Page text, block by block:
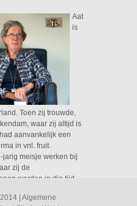
Aat
is
Toen zij trouwde,
waar zij altijd is
aanvankelijk een
in vnl. fruit.
jarig meisje werken bij
zij de
werden in die tijd
toen zij trouwde,
| Algemene